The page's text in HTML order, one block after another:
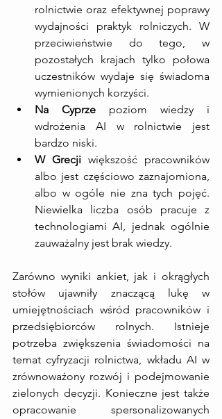
rolnictwie oraz efektywnej poprawy
wydajności praktyk rolniczych. W
przeciwieństwie do tego, w
pozostałych krajach tylko połowa
uczestników wydaje się świadoma
wymienionych korzyści.
Na Cyprze poziom wiedzy i
wdrożenia AI w rolnictwie jest
bardzo niski.
W Grecji większość pracowników
albo jest częściowo zaznajomiona,
albo w ogóle nie zna tych pojęć.
Niewielka liczba osób pracuje z
technologiami AI, jednak ogólnie
zauważalny jest brak wiedzy.
Zarówno wyniki ankiet, jak i okrągłych
stołów ujawniły znaczącą lukę w
umiejętnościach wśród pracowników i
przedsiębiorców rolnych. Istnieje
potrzeba zwiększenia świadomości na
temat cyfryzacji rolnictwa, wkładu AI w
zrównoważony rozwój i podejmowanie
zielonych decyzji. Konieczne jest także
opracowanie spersonalizowanych